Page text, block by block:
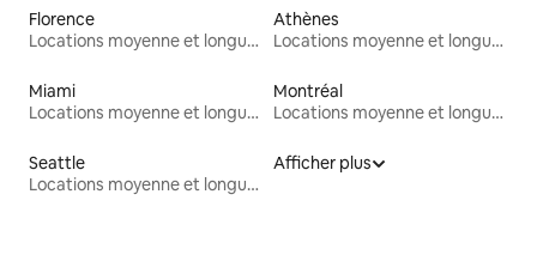
Florence
Locations moyenne et longue durée
Athènes
Locations moyenne et longue durée
Miami
Locations moyenne et longue durée
Montréal
Locations moyenne et longue durée
Seattle
Locations moyenne et longue durée
Afficher plus